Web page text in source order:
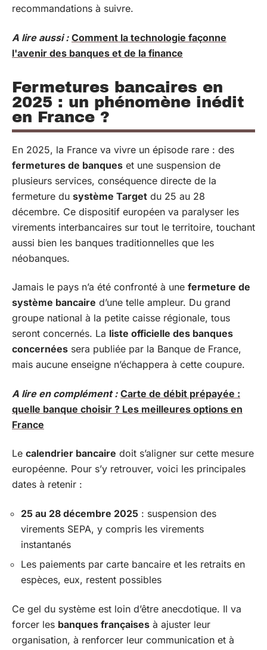
recommandations à suivre.
A lire aussi : Comment la technologie façonne
l'avenir des banques et de la finance
Fermetures bancaires en
2025 : un phénomène inédit
en France ?
En 2025, la France va vivre un épisode rare : des
fermetures de banques et une suspension de
plusieurs services, conséquence directe de la
fermeture du système Target du 25 au 28
décembre. Ce dispositif européen va paralyser les
virements interbancaires sur tout le territoire, touchant
aussi bien les banques traditionnelles que les
néobanques.
Jamais le pays n’a été confronté à une fermeture de
système bancaire d’une telle ampleur. Du grand
groupe national à la petite caisse régionale, tous
seront concernés. La liste officielle des banques
concernées sera publiée par la Banque de France,
mais aucune enseigne n’échappera à cette coupure.
A lire en complément : Carte de débit prépayée :
quelle banque choisir ? Les meilleures options en
France
Le calendrier bancaire doit s’aligner sur cette mesure
européenne. Pour s’y retrouver, voici les principales
dates à retenir :
25 au 28 décembre 2025 : suspension des
virements SEPA, y compris les virements
instantanés
Les paiements par carte bancaire et les retraits en
espèces, eux, restent possibles
Ce gel du système est loin d’être anecdotique. Il va
forcer les banques françaises à ajuster leur
organisation, à renforcer leur communication et à